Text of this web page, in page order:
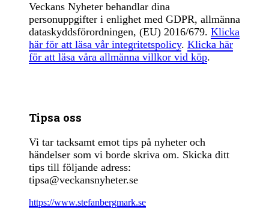
Veckans Nyheter behandlar dina
personuppgifter i enlighet med GDPR, allmänna
dataskyddsförordningen, (EU) 2016/679. Klicka
här för att läsa vår integritetspolicy. Klicka här
för att läsa våra allmänna villkor vid köp.
Tipsa oss
Vi tar tacksamt emot tips på nyheter och
händelser som vi borde skriva om. Skicka ditt
tips till följande adress:
tipsa@veckansnyheter.se
https://www.stefanbergmark.se